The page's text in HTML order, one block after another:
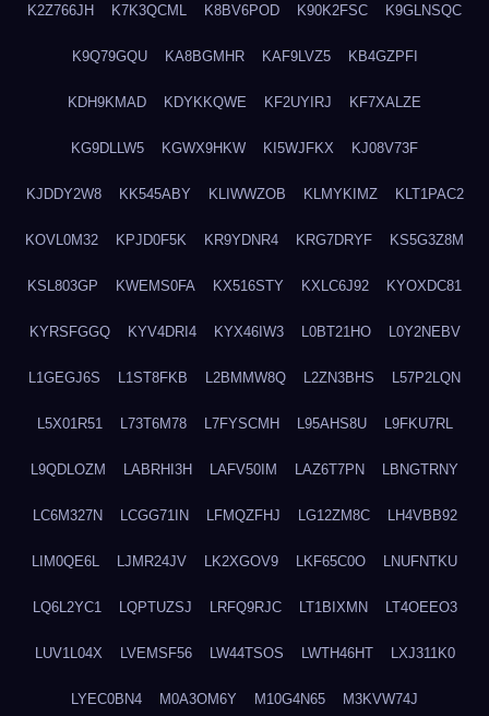
K2Z766JH K7K3QCML K8BV6POD K90K2FSC K9GLNSQC
K9Q79GQU KA8BGMHR KAF9LVZ5 KB4GZPFI
KDH9KMAD KDYKKQWE KF2UYIRJ KF7XALZE
KG9DLLW5 KGWX9HKW KI5WJFKX KJ08V73F
KJDDY2W8 KK545ABY KLIWWZOB KLMYKIMZ KLT1PAC2
KOVL0M32 KPJD0F5K KR9YDNR4 KRG7DRYF KS5G3Z8M
KSL803GP KWEMS0FA KX516STY KXLC6J92 KYOXDC81
KYRSFGGQ KYV4DRI4 KYX46IW3 L0BT21HO L0Y2NEBV
L1GEGJ6S L1ST8FKB L2BMMW8Q L2ZN3BHS L57P2LQN
L5X01R51 L73T6M78 L7FYSCMH L95AHS8U L9FKU7RL
L9QDLOZM LABRHI3H LAFV50IM LAZ6T7PN LBNGTRNY
LC6M327N LCGG71IN LFMQZFHJ LG12ZM8C LH4VBB92
LIM0QE6L LJMR24JV LK2XGOV9 LKF65C0O LNUFNTKU
LQ6L2YC1 LQPTUZSJ LRFQ9RJC LT1BIXMN LT4OEEO3
LUV1L04X LVEMSF56 LW44TSOS LWTH46HT LXJ311K0
LYEC0BN4 M0A3OM6Y M10G4N65 M3KVW74J